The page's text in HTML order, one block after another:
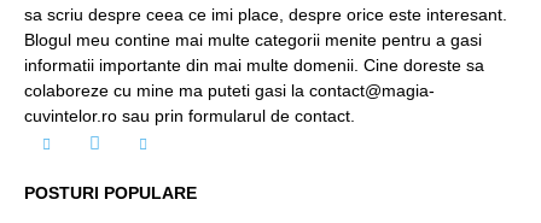
sa scriu despre ceea ce imi place, despre orice este interesant.
Blogul meu contine mai multe categorii menite pentru a gasi
informatii importante din mai multe domenii. Cine doreste sa
colaboreze cu mine ma puteti gasi la contact@magia-
cuvintelor.ro sau prin formularul de contact.
POSTURI POPULARE